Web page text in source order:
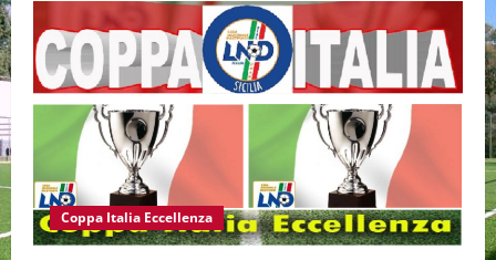
Coppa Italia Eccellenza